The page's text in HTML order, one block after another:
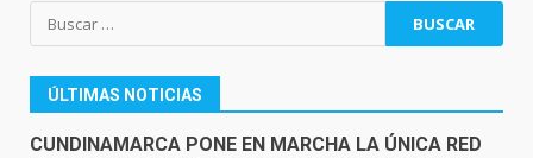
Buscar:
ÚLTIMAS NOTICIAS
CUNDINAMARCA PONE EN MARCHA LA ÚNICA RED